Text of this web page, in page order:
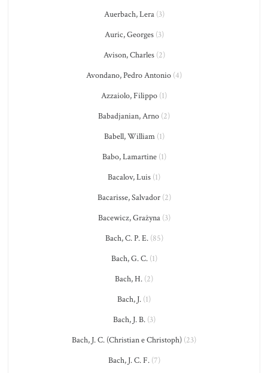
Auerbach, Lera(3)
Auric, Georges(3)
Avison, Charles(2)
Avondano, Pedro Antonio (4)
Azzaiolo, Filippo (1)
Babadjanian, Arno (2)
Babell, William(1)
Babo, Lamartine(1)
Bacalov, Luis (1)
Bacarisse, Salvador(2)
Bacewicz, Grażyna(3)
Bach, C. P. E.(85)
Bach, G. C.(1)
Bach, H. (2)
Bach, J. (1)
Bach, J. B.(3)
Bach, J. C. (Christian e Christoph) (23)
Bach, J. C. F.(7)